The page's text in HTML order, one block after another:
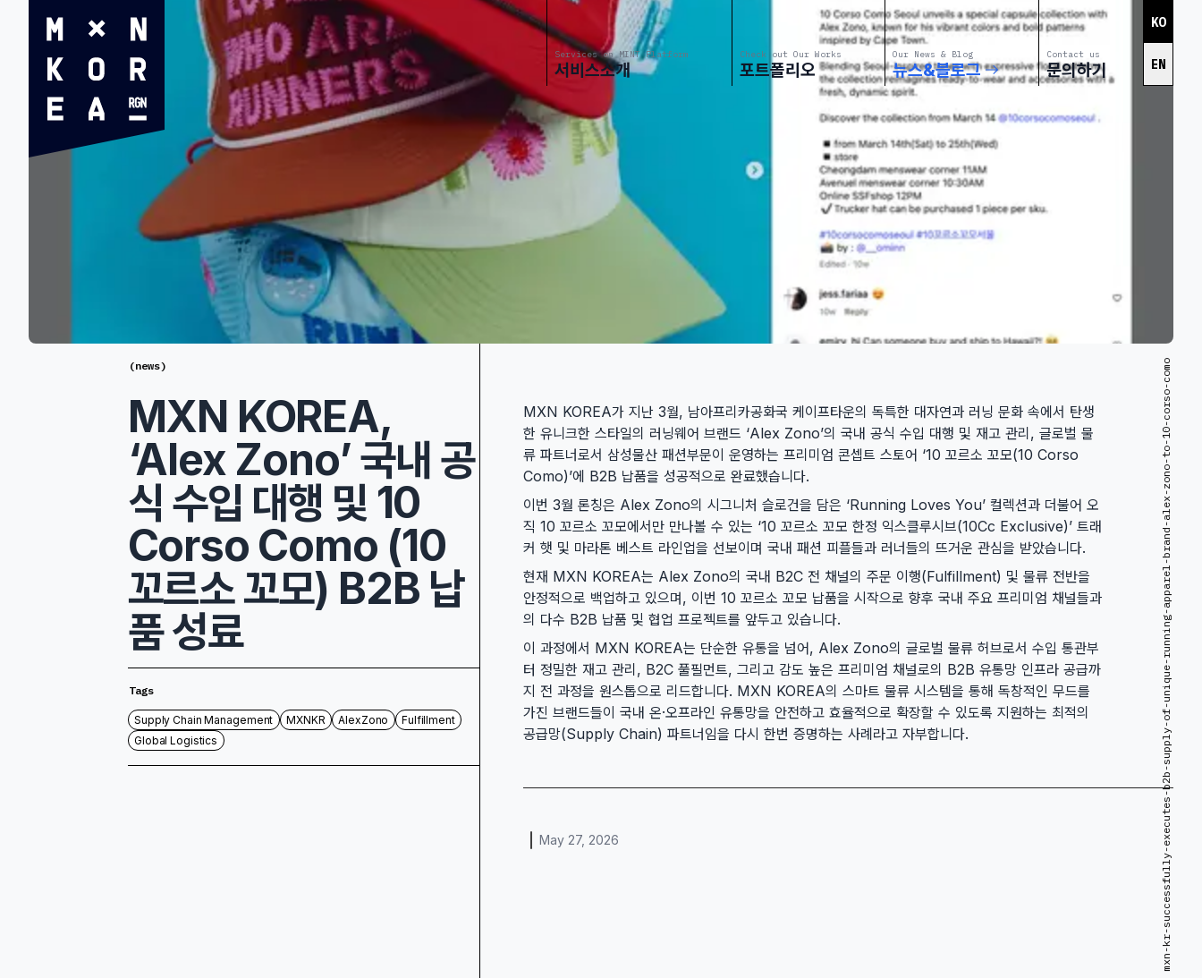
Services on MINT Platform
서비스소개
Check out Our Works
포트폴리오
Our News & Blog
뉴스&블로그
Contact us
문의하기
KO
EN
(news)
MXN KOREA,
‘Alex Zono’ 국내 공
식 수입 대행 및 10
Corso Como (10
꼬르소 꼬모) B2B 납
품 성료
Tags
Supply Chain Management MXNKR AlexZono
Fulfillment
Global Logistics
mxn-kr-successfully-executes-b2b-supply-of-unique-running-apparel-brand-alex-zono-to-10-corso-como
MXN KOREA가 지난 3월, 남아프리카공화국 케이프타운의 독특한 대자연과 러닝 문화 속에서 탄생
한 유니크한 스타일의 러닝웨어 브랜드 ‘Alex Zono’의 국내 공식 수입 대행 및 재고 관리, 글로벌 물
류 파트너로서 삼성물산 패션부문이 운영하는 프리미엄 콘셉트 스토어 ‘10 꼬르소 꼬모(10 Corso
Como)’에 B2B 납품을 성공적으로 완료했습니다.
이번 3월 론칭은 Alex Zono의 시그니처 슬로건을 담은 ‘Running Loves You’ 컬렉션과 더불어 오
직 10 꼬르소 꼬모에서만 만나볼 수 있는 ‘10 꼬르소 꼬모 한정 익스클루시브(10Cc Exclusive)’ 트래
커 햇 및 마라톤 베스트 라인업을 선보이며 국내 패션 피플들과 러너들의 뜨거운 관심을 받았습니다.
현재 MXN KOREA는 Alex Zono의 국내 B2C 전 채널의 주문 이행(Fulfillment) 및 물류 전반을
안정적으로 백업하고 있으며, 이번 10 꼬르소 꼬모 납품을 시작으로 향후 국내 주요 프리미엄 채널들과
의 다수 B2B 납품 및 협업 프로젝트를 앞두고 있습니다.
이 과정에서 MXN KOREA는 단순한 유통을 넘어, Alex Zono의 글로벌 물류 허브로서 수입 통관부
터 정밀한 재고 관리, B2C 풀필먼트, 그리고 감도 높은 프리미엄 채널로의 B2B 유통망 인프라 공급까
지 전 과정을 원스톱으로 리드합니다. MXN KOREA의 스마트 물류 시스템을 통해 독창적인 무드를
가진 브랜드들이 국내 온·오프라인 유통망을 안전하고 효율적으로 확장할 수 있도록 지원하는 최적의
공급망(Supply Chain) 파트너임을 다시 한번 증명하는 사례라고 자부합니다.
May 27, 2026